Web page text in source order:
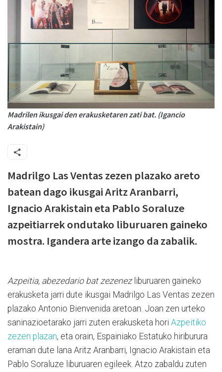
Madrilen ikusgai den erakusketaren zati bat. (Igancio
Arakistain)
Madrilgo Las Ventas zezen plazako areto
batean dago ikusgai Aritz Aranbarri,
Ignacio Arakistain eta Pablo Soraluze
azpeitiarrek ondutako liburuaren gaineko
mostra. Igandera arte izango da zabalik.
Azpeitia, abezedario bat zezenezliburuaren gaineko
erakusketa jarri dute ikusgai Madrilgo Las Ventas zezen
plazako Antonio Bienvenida aretoan. Joan zen urteko
saninazioetarako jarri zuten erakusketa hori Azpeitiko
zezen plazan, eta orain, Espainiako Estatuko hiriburura
eraman dute lana Aritz Aranbarri, Ignacio Arakistain eta
Pablo Soraluze liburuaren egileek. Atzo zabaldu zuten